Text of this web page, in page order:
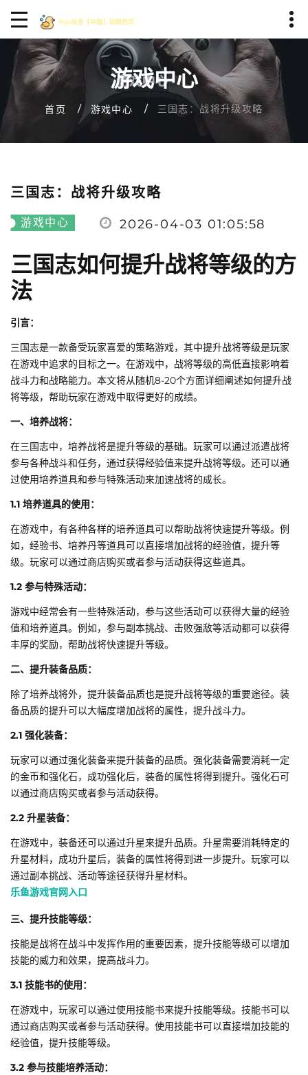
游戏中心
首页 游戏中心 三国志：战将升级攻略
三国志：战将升级攻略
游戏中心 2026-04-03 01:05:58
三国志如何提升战将等级的方
法
引言：
三国志是一款备受玩家喜爱的策略游戏，其中提升战将等级是玩家
在游戏中追求的目标之一。在游戏中，战将等级的高低直接影响着
战斗力和战略能力。本文将从随机8-20个方面详细阐述如何提升战
将等级，帮助玩家在游戏中取得更好的成绩。
一、培养战将：
在三国志中，培养战将是提升等级的基础。玩家可以通过派遣战将
参与各种战斗和任务，通过获得经验值来提升战将等级。还可以通
过使用培养道具和参与特殊活动来加速战将的成长。
1.1 培养道具的使用：
在游戏中，有各种各样的培养道具可以帮助战将快速提升等级。例
如，经验书、培养丹等道具可以直接增加战将的经验值，提升等
级。玩家可以通过商店购买或者参与活动获得这些道具。
1.2 参与特殊活动：
游戏中经常会有一些特殊活动，参与这些活动可以获得大量的经验
值和培养道具。例如，参与副本挑战、击败强敌等活动都可以获得
丰厚的奖励，帮助战将快速提升等级。
二、提升装备品质：
除了培养战将外，提升装备品质也是提升战将等级的重要途径。装
备品质的提升可以大幅度增加战将的属性，提升战斗力。
2.1 强化装备：
玩家可以通过强化装备来提升装备的品质。强化装备需要消耗一定
的金币和强化石，成功强化后，装备的属性将得到提升。强化石可
以通过商店购买或者参与活动获得。
2.2 升星装备：
在游戏中，装备还可以通过升星来提升品质。升星需要消耗特定的
升星材料，成功升星后，装备的属性将得到进一步提升。玩家可以
通过副本挑战、活动等途径获得升星材料。
乐鱼游戏官网入口
三、提升技能等级：
技能是战将在战斗中发挥作用的重要因素，提升技能等级可以增加
技能的威力和效果，提高战斗力。
3.1 技能书的使用：
在游戏中，玩家可以通过使用技能书来提升技能等级。技能书可以
通过商店购买或者参与活动获得。使用技能书可以直接增加技能的
经验值，提升技能等级。
3.2 参与技能培养活动：